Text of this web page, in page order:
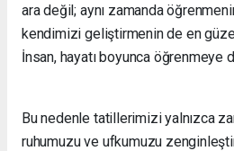
ara değil; aynı zamanda
kendimizi geliştirmenin de en
İnsan, hayatı boyunca öğrenmeye
Bu nedenle tatillerimizi yalnızca
ruhumuzu ve ufkumuzu